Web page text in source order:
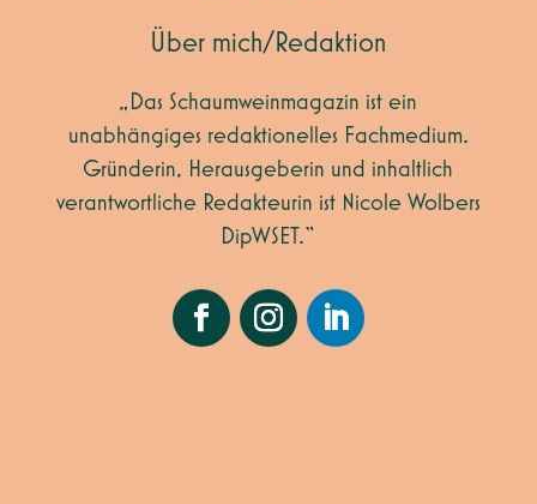
Über mich/Redaktion
„Das Schaumweinmagazin ist ein
unabhängiges redaktionelles Fachmedium.
Gründerin, Herausgeberin und inhaltlich
verantwortliche Redakteurin ist Nicole Wolbers
DipWSET.“